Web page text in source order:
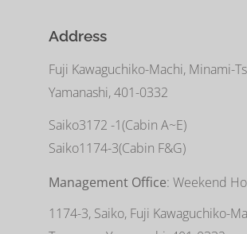
Address
Fuji Kawaguchiko-Machi, Minami-
Yamanashi, 401-0332
Saiko3172 -1(Cabin A~E)
Saiko1174-3(​Cabin F&G)
Management Office: Weekend
1174-3, Saiko, Fuji Kawaguchiko-